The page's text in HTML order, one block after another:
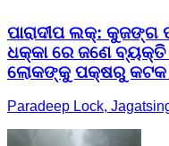
ପାରାଦୀପ ଲକ୍: କୁଜଙ୍ଗ
ଧକ୍କା ରେ ଜଣେ
ଲୋକଙ୍କୁ ପକ୍ଷରୁ କଟକ
Paradeep Lock,